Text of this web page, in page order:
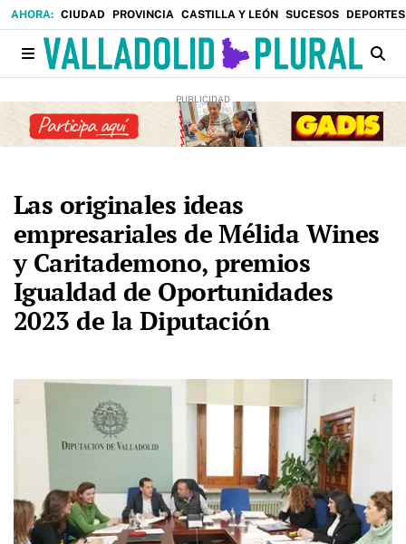
CIUDAD PROVINCIA CASTILLA Y LEÓN SUCESOS DEPORTES
Las originales ideas
empresariales de Mélida Wines
y Caritademono, premios
Igualdad de Oportunidades
2023 de la Diputación